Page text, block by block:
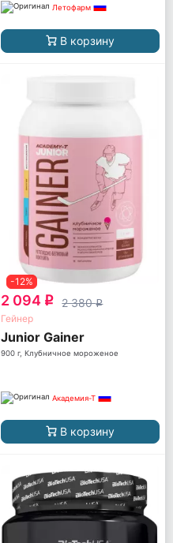
Летофарм
В корзину
-12%
2 094 q 2 380q
Гейнер
Junior Gainer
900 г, Клубничное мороженое
Академия-Т
В корзину